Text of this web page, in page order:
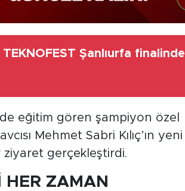
Şanlıurfa finalinde
eğitim gören şampiyon özel
Mehmet Sabri Kılıç’ın yeni
ziyaret gerçekleştirdi.
HER ZAMAN